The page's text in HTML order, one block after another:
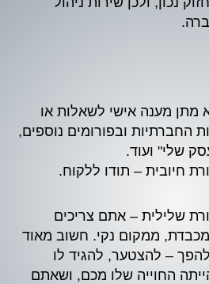
מתן מענה אישי לשאלות או
החברתיות ובפורומים נוספים,
שלי" ועוד.
חיובית – תודו ללקוח.
שלילית – אתם צריכים
ממקום נקי. חשוב מאוד
– להצטער, להגיד לו
החוייה שלו מכם, ושאתם